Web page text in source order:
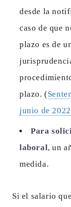
desde la
caso de que
plazo es de
plazo. (
junio de 2022
Para
laboral, un
medida.
Si el salario